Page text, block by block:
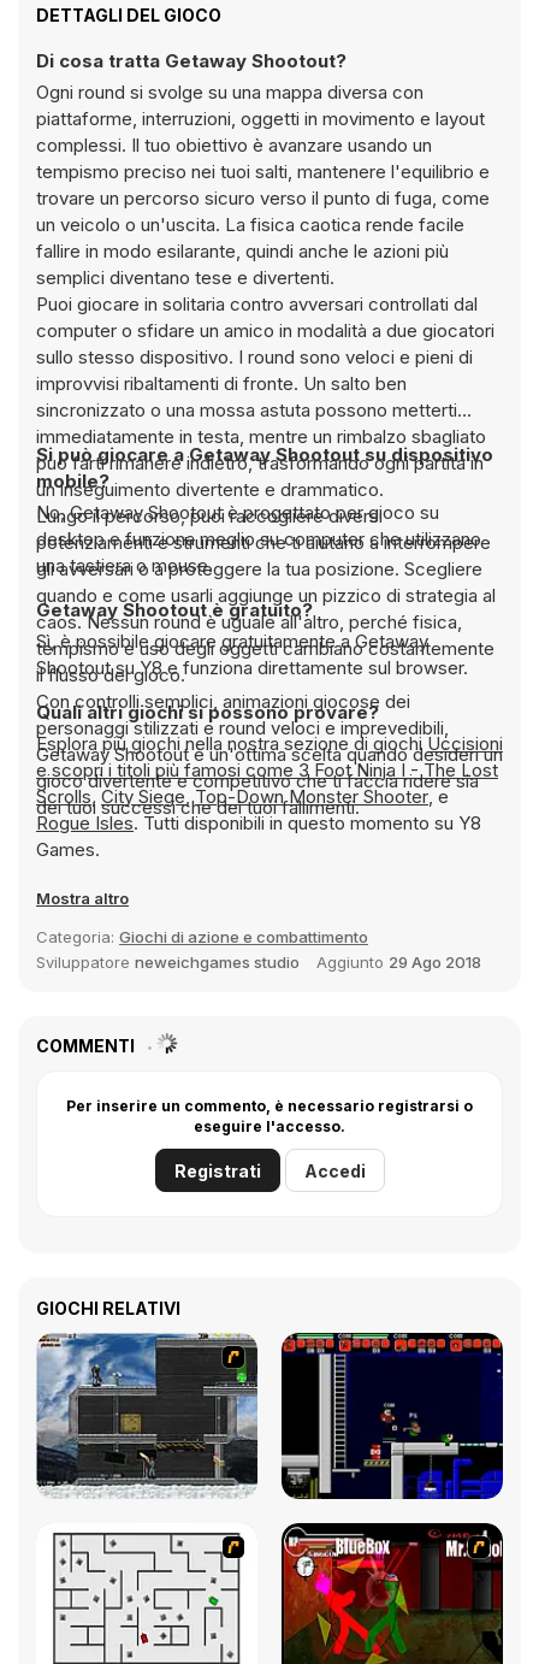
DETTAGLI DEL GIOCO
Di cosa tratta Getaway Shootout?
Ogni round si svolge su una mappa diversa con
piattaforme, interruzioni, oggetti in movimento e layout
complessi. Il tuo obiettivo è avanzare usando un
tempismo preciso nei tuoi salti, mantenere l'equilibrio e
trovare un percorso sicuro verso il punto di fuga, come
un veicolo o un'uscita. La fisica caotica rende facile
fallire in modo esilarante, quindi anche le azioni più
semplici diventano tese e divertenti.
Puoi giocare in solitaria contro avversari controllati dal
computer o sfidare un amico in modalità a due giocatori
sullo stesso dispositivo. I round sono veloci e pieni di
improvvisi ribaltamenti di fronte. Un salto ben
sincronizzato o una mossa astuta possono metterti
immediatamente in testa, mentre un rimbalzo sbagliato
può farti rimanere indietro, trasformando ogni partita in
un inseguimento divertente e drammatico.
Lungo il percorso, puoi raccogliere diversi
potenziamenti e strumenti che ti aiutano a interrompere
gli avversari o a proteggere la tua posizione. Scegliere
quando e come usarli aggiunge un pizzico di strategia al
caos. Nessun round è uguale all'altro, perché fisica,
tempismo e uso degli oggetti cambiano costantemente
il flusso del gioco.
Con controlli semplici, animazioni giocose dei
personaggi stilizzati e round veloci e imprevedibili,
Getaway Shootout è un'ottima scelta quando desideri un
gioco divertente e competitivo che ti faccia ridere sia
dei tuoi successi che dei tuoi fallimenti.
Si può giocare a Getaway Shootout su dispositivo
mobile?
No, Getaway Shootout è progettato per gioco su
desktop e funziona meglio su computer che utilizzano
una tastiera o mouse.
Getaway Shootout è gratuito?
Sì, è possibile giocare gratuitamente a Getaway
Shootout su Y8 e funziona direttamente sul browser.
Quali altri giochi si possono provare?
Esplora più giochi nella nostra sezione di giochi Uccisioni
e scopri i titoli più famosi come 3 Foot Ninja I - The Lost
Scrolls, City Siege,Top-Down Monster Shooter, e
Rogue Isles. Tutti disponibili in questo momento su Y8
Games.
Mostra altro
Categoria: Giochi di azione e combattimento
Sviluppatore neweichgames studio Aggiunto 29 Ago 2018
COMMENTI
Per inserire un commento, è necessario registrarsi o
eseguire l'accesso.
Registrati Accedi
GIOCHI RELATIVI